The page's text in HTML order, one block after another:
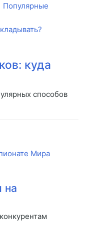
Популярные
куда
способов
на